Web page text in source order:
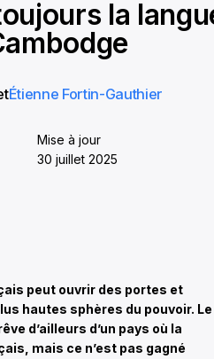
la
Étienne Fortin-Gauthier
Mise à jour
30 juillet 2025
peut ouvrir des portes et
hautes sphères du pouvoir. Le
d’ailleurs d’un pays où la
mais ce n’est pas gagné